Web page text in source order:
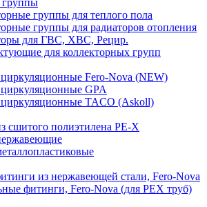
группы
группы для теплого пола
группы для радиаторов отопления
для ГВС, ХВС, Рецир.
для коллекторных групп
Fero-Nova (NEW)
GPA
TACO (Askoll)
сшитого полиэтилена PE-X
из нержавеющей стали, Fero-Nova
фитинги, Fero-Nova (для PEX труб)